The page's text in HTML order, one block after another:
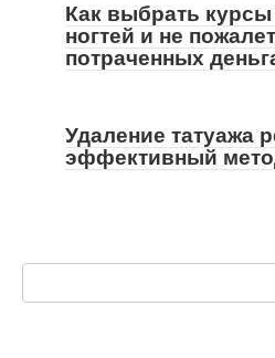
Как выбрать
ногтей и не
потраченных
Удаление татуажа
эффективный